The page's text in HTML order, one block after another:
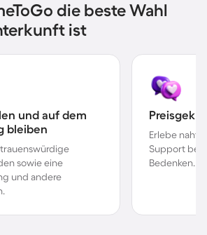
die beste Wahl
ist
und auf dem
bleiben
sowie eine
und andere
Erlebe
Support bei
Bedenken.